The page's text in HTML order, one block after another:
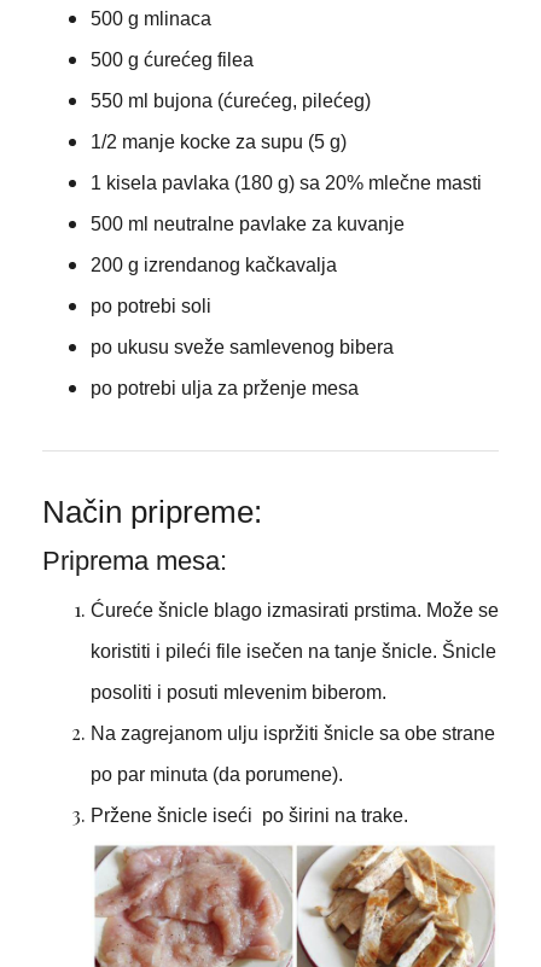
500 g mlinaca
500 g ćurećeg filea
550 ml bujona (ćurećeg, pilećeg)
1/2 manje kocke za supu (5 g)
1 kisela pavlaka (180 g) sa 20% mlečne masti
500 ml neutralne pavlake za kuvanje
200 g izrendanog kačkavalja
po potrebi soli
po ukusu sveže samlevenog bibera
po potrebi ulja za prženje mesa
Način pripreme:
Priprema mesa:
Ćureće šnicle blago izmasirati prstima. Može se
koristiti i pileći file isečen na tanje šnicle. Šnicle
posoliti i posuti mlevenim biberom.
Na zagrejanom ulju ispržiti šnicle sa obe strane
po par minuta (da porumene).
Pržene šnicle iseći po širini na trake.